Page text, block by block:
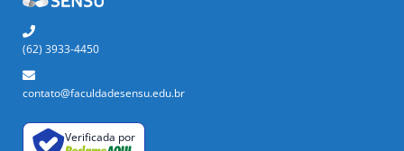
(62) 3933-4450
contato@faculdadesensu.edu.br
Verificada por